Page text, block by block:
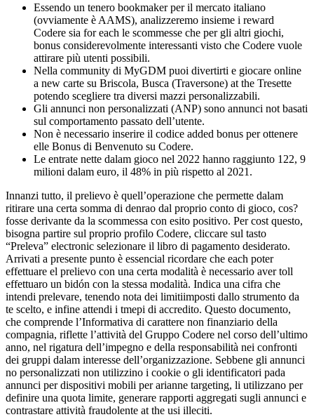
Essendo un tenero bookmaker per il mercato italiano
(ovviamente è AAMS), analizzeremo insieme i reward
Codere sia for each le scommesse che per gli altri giochi,
bonus considerevolmente interessanti visto che Codere vuole
attirare più utenti possibili.
Nella community di MyGDM puoi divertirti e giocare online
a new carte su Briscola, Busca (Traversone) at the Tresette
potendo scegliere tra diversi mazzi personalizzabili.
Gli annunci non personalizzati (ANP) sono annunci not basati
sul comportamento passato dell’utente.
Non è necessario inserire il codice added bonus per ottenere
elle Bonus di Benvenuto su Codere.
Le entrate nette dalam gioco nel 2022 hanno raggiunto 122, 9
milioni dalam euro, il 48% in più rispetto al 2021.
Innanzi tutto, il prelievo è quell’operazione che permette dalam
ritirare una certa somma di denrao dal proprio conto di gioco, cos?
fosse derivante da la scommessa con esito positivo. Per cost questo,
bisogna partire sul proprio profilo Codere, cliccare sul tasto
“Preleva” electronic selezionare il libro di pagamento desiderato.
Arrivati a presente punto è essencial ricordare che each poter
effettuare el prelievo con una certa modalità è necessario aver toll
effettuaro un bidón con la stessa modalità. Indica una cifra che
intendi prelevare, tenendo nota dei limitiimposti dallo strumento da
te scelto, e infine attendi i tmepi di accredito. Questo documento,
che comprende l’Informativa di carattere non finanziario della
compagnia, riflette l’attività del Gruppo Codere nel corso dell’ultimo
anno, nel rigatura dell’impegno e della responsabilità nei confronti
dei gruppi dalam interesse dell’organizzazione. Sebbene gli annunci
no personalizzati non utilizzino i cookie o gli identificatori pada
annunci per dispositivi mobili per arianne targeting, li utilizzano per
definire una quota limite, generare rapporti aggregati sugli annunci e
contrastare attività fraudolente at the usi illeciti.